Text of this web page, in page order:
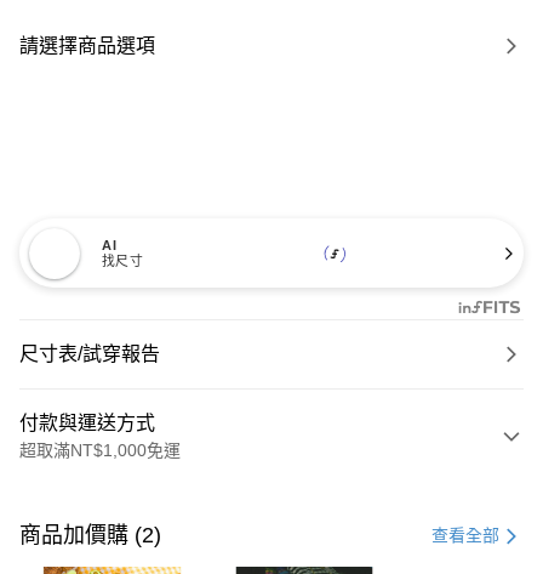
請選擇商品選項
AI
找尺寸
尺寸表/試穿報告
付款與運送方式
超取滿NT$1,000免運
信用卡一次付款
商品加價購 (2) 查看全部